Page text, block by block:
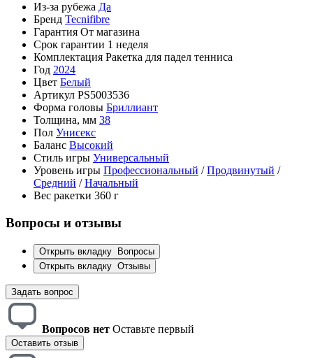
Из-за рубежа Да
Бренд Tecnifibre
Гарантия От магазина
Срок гарантии 1 неделя
Комплектация Ракетка для падел тенниса
Год 2024
Цвет Белый
Артикул PS5003536
Форма головы Бриллиант
Толщина, мм 38
Пол Унисекс
Баланс Высокий
Стиль игры Универсальный
Уровень игры Профессиональный /Продвинутый /
Средний /Начальный
Вес ракетки 360 г
Вопросы и отзывы
Открыть вкладку
Вопросы
Открыть вкладку Отзывы
Задать вопрос
Вопросов нет Оставьте первый
Оставить отзыв